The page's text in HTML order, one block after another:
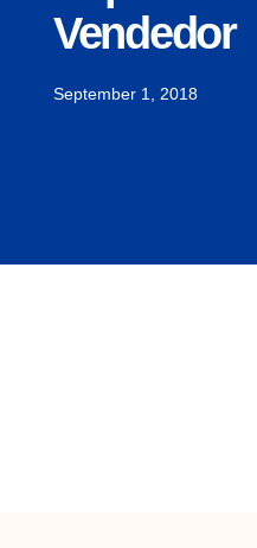
Vendedor
September 1, 2018